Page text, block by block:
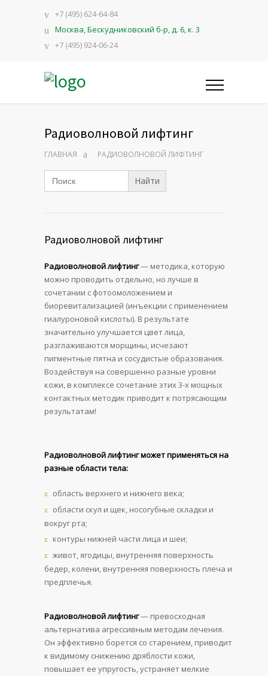
+7 (495) 624-64-84
Москва, Бескудниковский б-р, д. 6, к. 3
+7 (495) 924-06-24
Радиоволновой лифтинг
ГЛАВНАЯ РАДИОВОЛНОВОЙ ЛИФТИНГ
Search
for:
Радиоволновой лифтинг
Радиоволновой лифтинг— методика, которую
можно проводить отдельно, но лучше в
сочетании с фотоомоложением и
биоревитализацией (инъекции с применением
гиалуроновой кислоты). В результате
значительно улучшается цвет лица,
разглаживаются морщины, исчезают
пигментные пятна и сосудистые образования.
Воздействуя на совершенно разные уровни
кожи, в комплексе сочетание этих 3-х мощных
контактных методик приводит к потрясающим
результатам!
Радиоволновой лифтинг может применяться на
разные области тела:
область верхнего и нижнего века;
области скул и щек, носогубные складки и
вокруг рта;
контуры нижней части лица и шеи;
живот, ягодицы, внутренняя поверхность
бедер, колени, внутренняя поверхность плеча и
предплечья.
Радиоволновой лифтинг— превосходная
альтернатива агрессивным методам лечения.
Он эффективно борется со старением, приводит
к видимому снижению дряблости кожи,
повышает ее упругость, устраняет мелкие